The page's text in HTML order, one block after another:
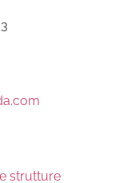
strutture